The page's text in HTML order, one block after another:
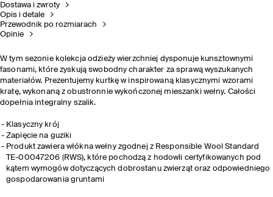
Dostawa i zwroty
Opis i detale
Przewodnik po rozmiarach
Opinie
W tym sezonie kolekcja odzieży wierzchniej dysponuje kunsztownymi
fasonami, które zyskują swobodny charakter za sprawą wyszukanych
materiałów. Prezentujemy kurtkę w inspirowaną klasycznymi wzorami
kratę, wykonaną z obustronnie wykończonej mieszanki wełny. Całości
dopełnia integralny szalik.
Klasyczny krój
Zapięcie na guziki
Produkt zawiera włókna wełny zgodnej z Responsible Wool Standard
TE-00047206 (RWS), które pochodzą z hodowli certyfikowanych pod
kątem wymogów dotyczących dobrostanu zwierząt oraz odpowiedniego
gospodarowania gruntami